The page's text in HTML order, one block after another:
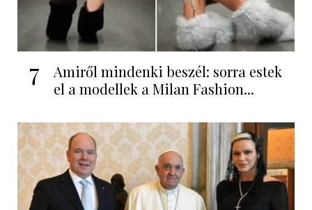
7
Amiről mindenki beszél: sorra estek
el a modellek a Milan Fashion...